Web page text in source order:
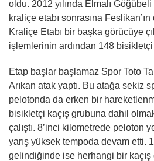
oldu. 2012 yılında Elmalı Göğübeli
kraliçe etabı sonrasına
Kraliçe Etabı bir başka görücüye
işlemlerinin ardından 148 bisikletçi
Etap başlar başlamaz Spor Toto
Arıkan atak yaptı. Bu atağa sekiz
pelotonda da erken bir
bisikletçi kaçış grubuna dahil
çalıştı. 8’inci kilometrede peloton
yarış yüksek tempoda devam etti.
gelindiğinde ise herhangi bir kaçış